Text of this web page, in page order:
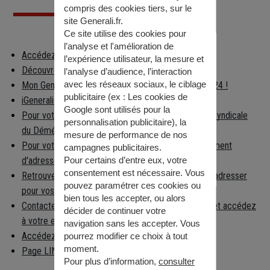
Accédez à votre espace client
Découvrez les applications Generali
Mon Generali : en relation avec votre assureur 24h/24 !
iGenerali : votre épargne dans votre poche !
Pour votre déménagement, consultez la Chambre Syndicale
du Déménagement
Pour votre déménagement, déclarez votre changement
d'adresse
Retrouvez facilement la préfecture à laquelle vous adresser
pour vos démarches
Contactez la caisse nationale d'Assurance Maladie et accédez
à votre espace per…
Accédez aux informations règlementaires
Page LINKEDIN
compris des cookies tiers, sur le
site Generali.fr.
Ce site utilise des cookies pour
l’analyse et l'amélioration de
l’expérience utilisateur, la mesure et
l’analyse d’audience, l’interaction
avec les réseaux sociaux, le ciblage
publicitaire (ex : Les cookies de
Google sont utilisés pour la
personnalisation publicitaire), la
mesure de performance de nos
campagnes publicitaires.
Pour certains d’entre eux, votre
consentement est nécessaire. Vous
pouvez paramétrer ces cookies ou
bien tous les accepter, ou alors
décider de continuer votre
navigation sans les accepter. Vous
pourrez modifier ce choix à tout
moment.
Pour plus d’information, consulter